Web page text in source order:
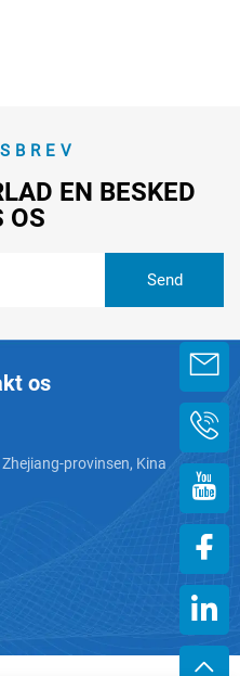
EN BESKED
OS
os
provinsen, Kina